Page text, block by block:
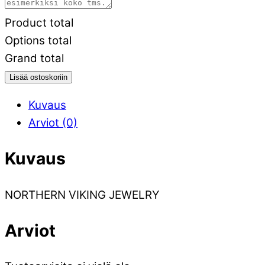
Product total
Options total
Grand total
Lisää ostoskoriin
Kuvaus
Arviot (0)
Kuvaus
NORTHERN VIKING JEWELRY
Arviot